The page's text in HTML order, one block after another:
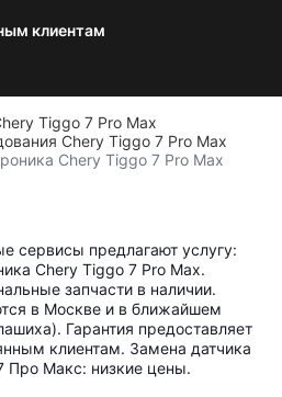
клиентам
Tiggo 7 Pro Max
Chery Tiggo 7 Pro Max
Chery Tiggo 7 Pro Max
сервисы предлагают услугу:
Chery Tiggo 7 Pro Max.
запчасти в наличии.
в Москве и в ближайшем
Гарантия предоставляет
клиентам. Замена датчика
Про Макс: низкие цены.